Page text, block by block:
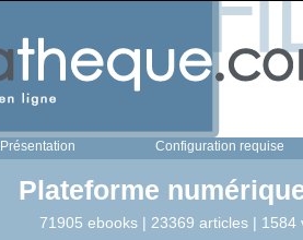
Présentation Configuration requise
Plateforme
71905 ebooks | 23369 articles | 1584